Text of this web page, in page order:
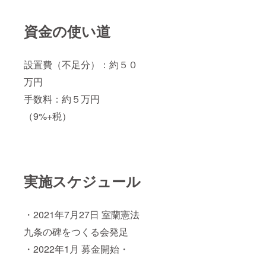
資金の使い道
設置費（不足分）：約５０
万円
手数料：約５万円
（9%+税）
実施スケジュール
・2021年7月27日 室蘭憲法
九条の碑をつくる会発足
・2022年1月 募金開始・